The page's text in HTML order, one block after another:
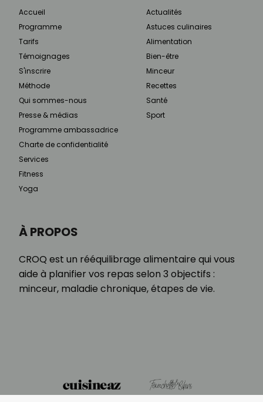
À PROPOS
CROQ est un rééquilibrage alimentaire qui vous
aide à planifier vos repas selon 3 objectifs :
minceur, maladie chronique, étapes de vie.
Accueil
Programme
Tarifs
Témoignages
S'inscrire
Méthode
Qui sommes-nous
Presse & médias
Programme ambassadrice
Charte de confidentialité
Services
Fitness
Yoga
Actualités
Astuces culinaires
Alimentation
Bien-être
Minceur
Recettes
Santé
Sport